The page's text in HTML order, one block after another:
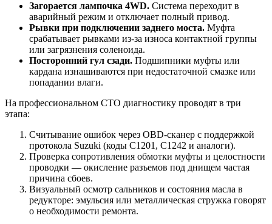
Загорается лампочка 4WD. Система переходит в
аварийный режим и отключает полный привод.
Рывки при подключении заднего моста. Муфта
срабатывает рывками из-за износа контактной группы
или загрязнения соленоида.
Посторонний гул сзади. Подшипники муфты или
кардана изнашиваются при недостаточной смазке или
попадании влаги.
На профессиональном СТО диагностику проводят в три
этапа:
Считывание ошибок через OBD-сканер с поддержкой
протокола Suzuki (коды C1201, C1242 и аналоги).
Проверка сопротивления обмотки муфты и целостности
проводки — окисление разъемов под днищем частая
причина сбоев.
Визуальный осмотр сальников и состояния масла в
редукторе: эмульсия или металлическая стружка говорят
о необходимости ремонта.